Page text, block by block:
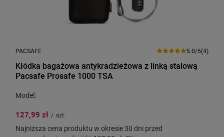
PACSAFE 5.0/5(4)
Kłódka bagażowa antykradzieżowa z linką stalową
Pacsafe Prosafe 1000 TSA
Model:
127,99 zł / szt.
Najniższa cena produktu w okresie 30 dni przed